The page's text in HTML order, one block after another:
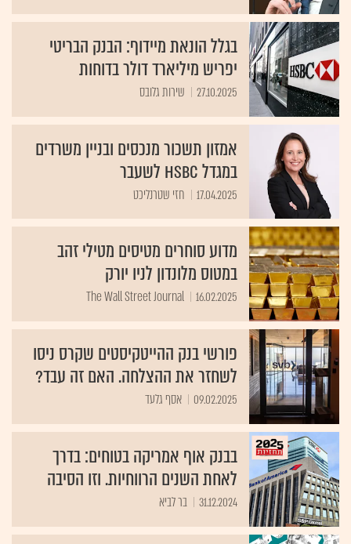
בגלל הונאת מיידוף: הבנק הבריטי
יפריש מיליארד דולר בדוחות
27.10.2025 שירות גלובס
אמזון תשכור מנכסים ובניין משרדים
במגדל HSBC לשעבר
17.04.2025 חזי שטרנליכט
מדוע סוחרים מטיסים מטילי זהב
במטוס מלונדון לניו יורק
16.02.2025
The Wall Street Journal
פורשי בנק ההייטקיסטים שקרס ניסו
לשחזר את ההצלחה. האם זה עבד?
09.02.2025 אסף גלעד
בבנק אוף אמריקה בטוחים: בדרך
לאחת השנים הרווחיות. וזו הסיבה
31.12.2024 בר לביא